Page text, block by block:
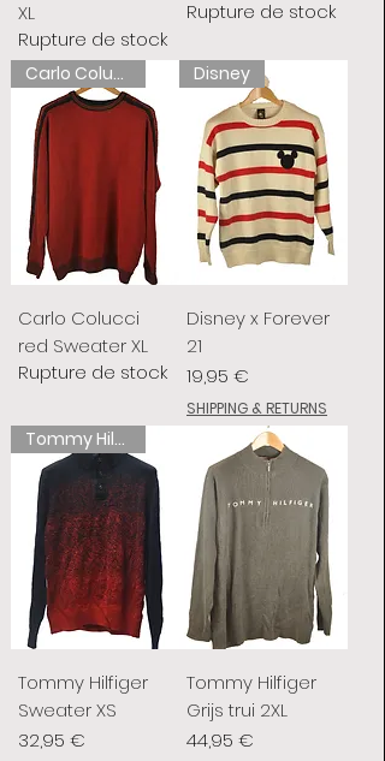
XL
Rupture de stock
Rupture de stock
Carlo Colucci
Carlo Colucci
red Sweater XL
Rupture de stock
Disney
Disney x Forever
21
Prix
19,95 €
SHIPPING & RETURNS
Tommy Hilfiger
Tommy Hilfiger
Sweater XS
Prix
32,95 €
Tommy Hilfiger
Grijs trui 2XL
Prix
44,95 €